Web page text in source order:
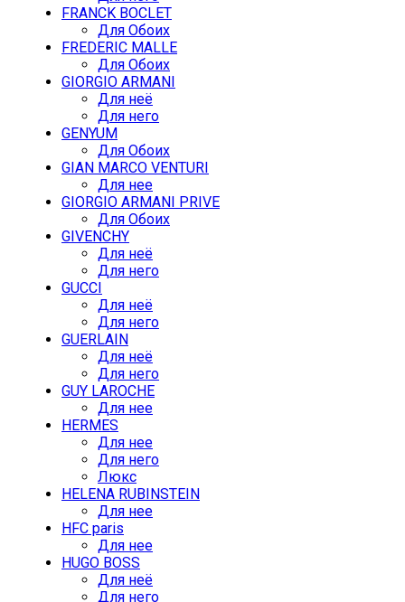
FRANCK BOCLET
Для Обоих
FREDERIC MALLE
Для Обоих
GIORGIO ARMANI
Для неё
Для него
GENYUM
Для Обоих
GIAN MARCO VENTURI
Для нее
GIORGIO ARMANI PRIVE
Для Обоих
GIVENCHY
Для неё
Для него
GUCCI
Для неё
Для него
GUERLAIN
Для неё
Для него
GUY LAROCHE
Для нее
HERMES
Для нее
Для него
Люкс
HELENA RUBINSTEIN
Для нее
HFC paris
Для нее
HUGO BOSS
Для неё
Для него